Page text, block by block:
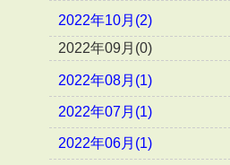
2022年10月(2)
2022年09月(0)
2022年08月(1)
2022年07月(1)
2022年06月(1)